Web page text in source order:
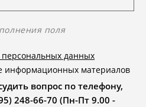
поля
персональных данных
информационных материалов
вопрос по телефону,
248-66-70 (Пн-Пт 9.00 -